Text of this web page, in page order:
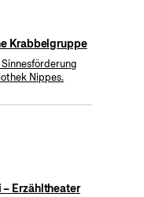
Krabbelgruppe
Nippes.
Erzähltheater